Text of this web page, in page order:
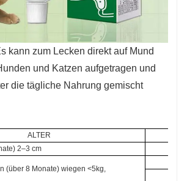
kann zum Lecken direkt auf Mund
und Katzen aufgetragen und
die tägliche Nahrung gemischt
ALTER
2–3 cm
(über 8 Monate) wiegen <5kg,